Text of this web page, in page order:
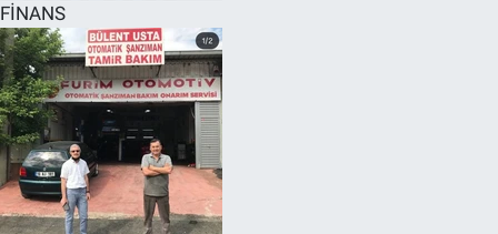
FİNANS